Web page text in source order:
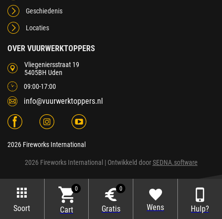
Soort
0
Cart
0
Gratis Wens Hulp?
Geschiedenis
Locaties
OVER VUURWERKTOPPERS
Vliegeniersstraat 19
5405BH Uden
09:00-17:00
info@vuurwerktoppers.nl
2026 Fireworks International
2026 Fireworks International | Ontwikkeld doorSEDNA.software